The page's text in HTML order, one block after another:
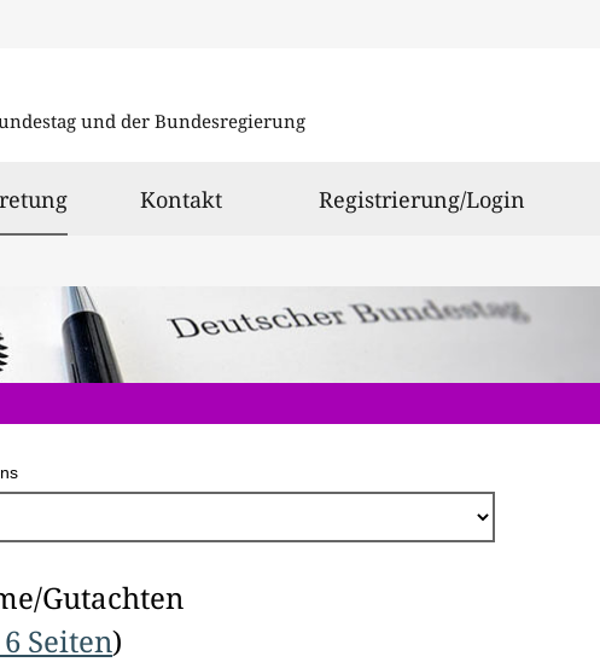
und der Bundesregierung
ausgewählt
Kontakt Registrierung/Login
Gutachten
6 Seiten)